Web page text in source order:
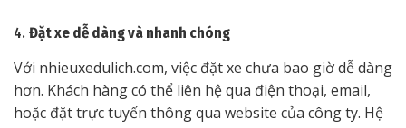
4. Đặt xe dễ dàng và nhanh chóng
Với nhieuxedulich.com, việc đặt xe chưa bao giờ dễ dàng
hơn. Khách hàng có thể liên hệ qua điện thoại, email,
hoặc đặt trực tuyến thông qua website của công ty. Hệ